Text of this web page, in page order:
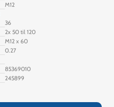
M12
36
2x 50 til 120
M12 x 60
0.27
85369010
245899